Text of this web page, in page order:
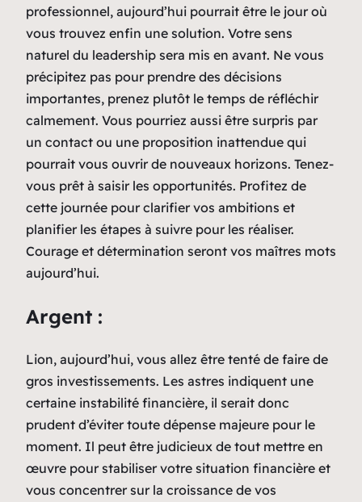
professionnel, aujourd’hui pourrait être le jour où
vous trouvez enfin une solution. Votre sens
naturel du leadership sera mis en avant. Ne vous
précipitez pas pour prendre des décisions
importantes, prenez plutôt le temps de réfléchir
calmement. Vous pourriez aussi être surpris par
un contact ou une proposition inattendue qui
pourrait vous ouvrir de nouveaux horizons. Tenez-
vous prêt à saisir les opportunités. Profitez de
cette journée pour clarifier vos ambitions et
planifier les étapes à suivre pour les réaliser.
Courage et détermination seront vos maîtres mots
aujourd’hui.
Argent :
Lion, aujourd’hui, vous allez être tenté de faire de
gros investissements. Les astres indiquent une
certaine instabilité financière, il serait donc
prudent d’éviter toute dépense majeure pour le
moment. Il peut être judicieux de tout mettre en
œuvre pour stabiliser votre situation financière et
vous concentrer sur la croissance de vos